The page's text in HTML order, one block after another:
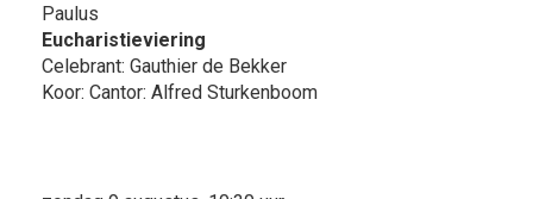
Paulus
Eucharistieviering
Celebrant: Gauthier de Bekker
Koor: Cantor: Alfred Sturkenboom